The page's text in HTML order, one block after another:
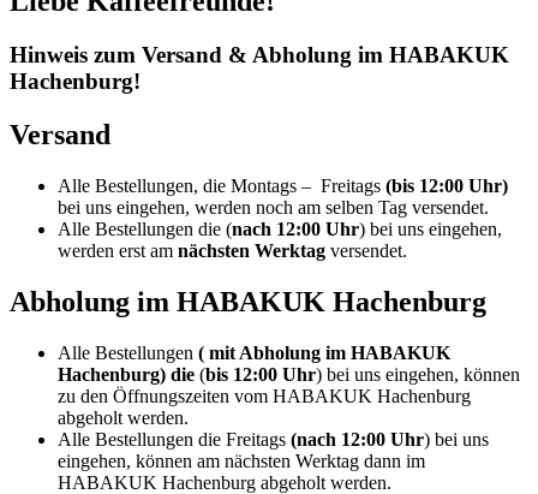
Hinweis zum Versand & Abholung im HABAKUK
Hachenburg!
Versand
Alle Bestellungen, die Montags – Freitags (bis 12:00 Uhr)
bei uns eingehen, werden noch am selben Tag versendet.
Alle Bestellungen die (nach 12:00 Uhr) bei uns eingehen,
werden erst am nächsten Werktag versendet.
Abholung im HABAKUK Hachenburg
Alle Bestellungen ( mit Abholung im HABAKUK
Hachenburg) die (bis 12:00 Uhr) bei uns eingehen, können
zu den Öffnungszeiten vom HABAKUK Hachenburg
abgeholt werden.
Alle Bestellungen die Freitags (nach 12:00 Uhr) bei uns
eingehen, können am nächsten Werktag dann im
HABAKUK Hachenburg abgeholt werden.